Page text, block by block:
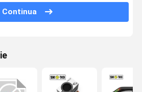
di olio
dell'acqua
Continua